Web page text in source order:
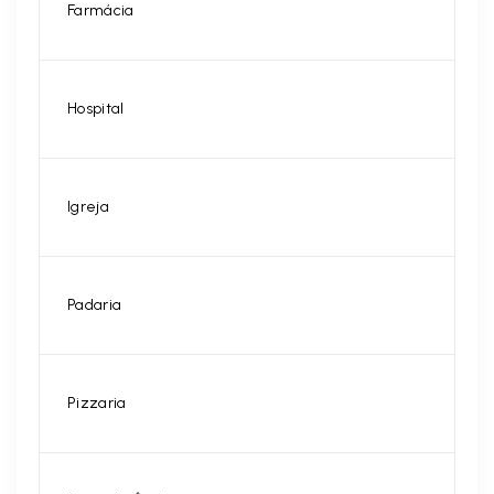
Farmácia
Hospital
Igreja
Padaria
Pizzaria